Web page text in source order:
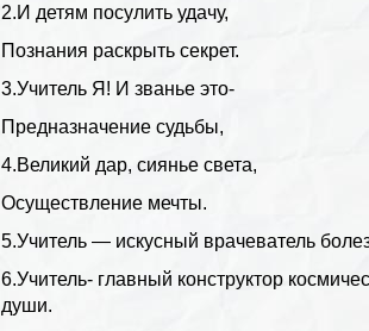
2.И детям посулить удачу,
Познания раскрыть секрет.
3.Учитель Я! И званье это-
Предназначение судьбы,
4.Великий дар, сиянье света,
Осуществление мечты.
5.Учитель — искусный врачеватель
6.Учитель- главный конструктор
души.